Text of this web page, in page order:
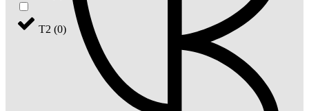
Т2 (0)